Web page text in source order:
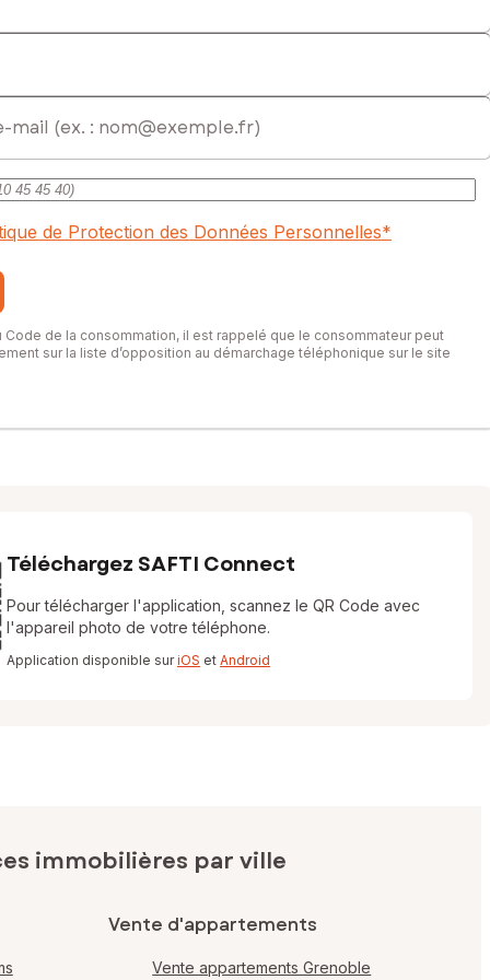
de Protection des Données Personnelles*
Code de la consommation, il est rappelé que le consommateur peut
sur la liste d’opposition au démarchage téléphonique sur le site
Téléchargez SAFTI Connect
Pour télécharger l'application, scannez le QR Code avec
l'appareil photo de votre téléphone.
Application disponible suriOS et Android
immobilières par ville
Vente d'appartements
Vente appartements Grenoble